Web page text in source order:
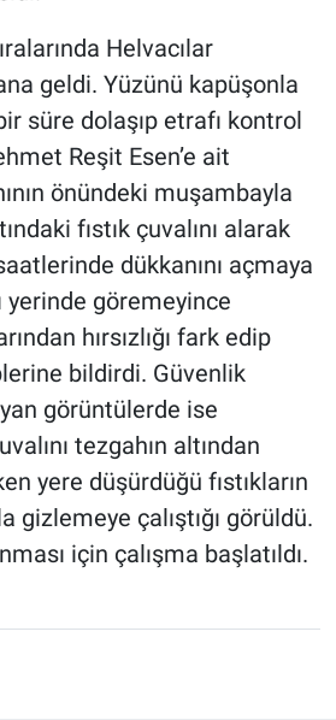
Helvacılar
geldi. Yüzünü kapüşonla
süre dolaşıp etrafı kontrol
Reşit Esen’e ait
önündeki muşambayla
fıstık çuvalını alarak
dükkanını açmaya
yerinde göremeyince
hırsızlığı fark edip
bildirdi. Güvenlik
görüntülerde ise
tezgahın altından
yere düşürdüğü fıstıkların
gizlemeye çalıştığı görüldü.
için çalışma başlatıldı.